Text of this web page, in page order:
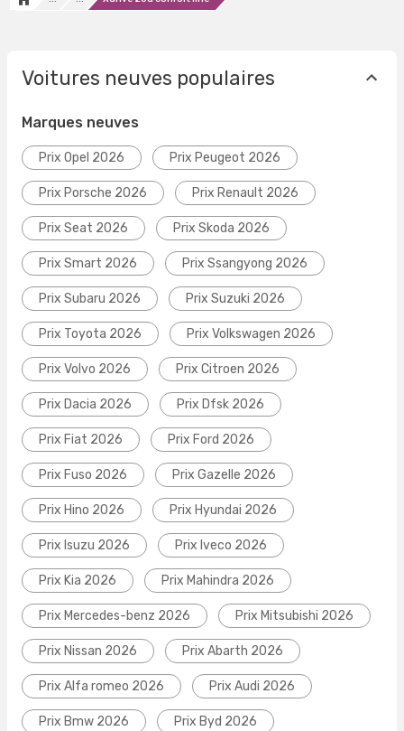
Voitures neuves populaires
Marques neuves
Prix Opel 2026 Prix Peugeot 2026
Prix Porsche 2026 Prix Renault 2026
Prix Seat 2026 Prix Skoda 2026
Prix Smart 2026 Prix Ssangyong 2026
Prix Subaru 2026 Prix Suzuki 2026
Prix Toyota 2026 Prix Volkswagen 2026
Prix Volvo 2026 Prix Citroen 2026
Prix Dacia 2026 Prix Dfsk 2026
Prix Fiat 2026 Prix Ford 2026
Prix Fuso 2026 Prix Gazelle 2026
Prix Hino 2026 Prix Hyundai 2026
Prix Isuzu 2026 Prix Iveco 2026
Prix Kia 2026 Prix Mahindra 2026
Prix Mercedes-benz 2026 Prix Mitsubishi 2026
Prix Nissan 2026 Prix Abarth 2026
Prix Alfa romeo 2026 Prix Audi 2026
Prix Bmw 2026 Prix Byd 2026